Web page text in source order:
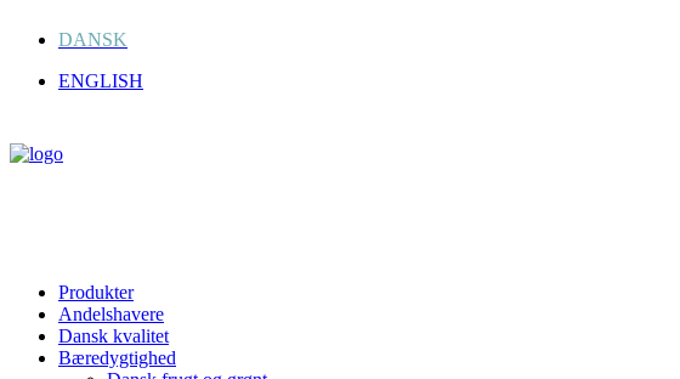
DANSK
ENGLISH
Produkter
Andelshavere
Dansk kvalitet
Bæredygtighed